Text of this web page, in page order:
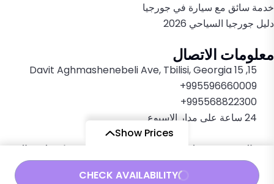
Show Prices
CHECK AVAILABILITY
خدمة سائق مع سيارة في جورجيا
دليل جورجيا السياحي 2026
معلومات الاتصال
15, 15 Davit Aghmashenebeli Ave, Tbilisi, Georgia
995596660009+
995568822300+
24 ساعة على مدار الاسبوع
جميع الحقوق محفوظة 2022-2026© لدى موقع
شركة طريق الحرير
للسياحة في جورجيا، تصميم وتطويرEng. Ziad Hassan